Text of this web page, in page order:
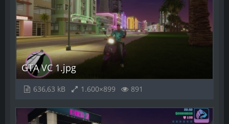
GTA VC 1.jpg
636,63 kB 1.600×899 891